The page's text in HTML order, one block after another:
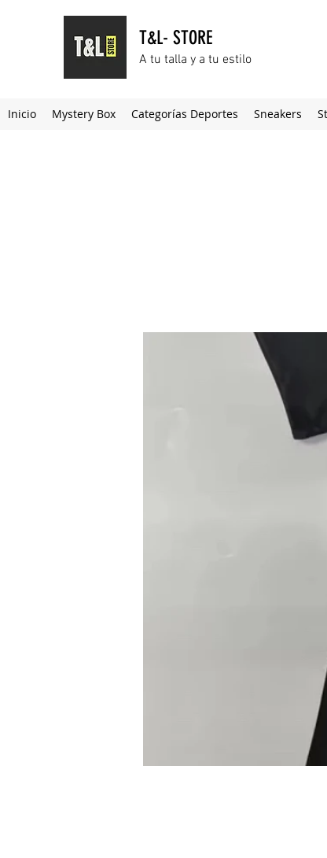
T&L- STORE
A tu talla y a tu estilo
Inicio Mystery Box Categorías Deportes Sneakers